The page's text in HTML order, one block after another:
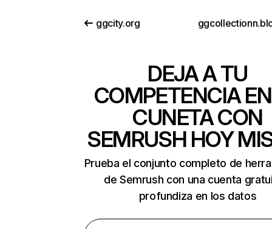
ggcity.org
DEJA A TU
COMPETENCIA
CUNETA CON
SEMRUSH HOY
Prueba el conjunto completo de
de Semrush con una cuenta
profundiza en los datos